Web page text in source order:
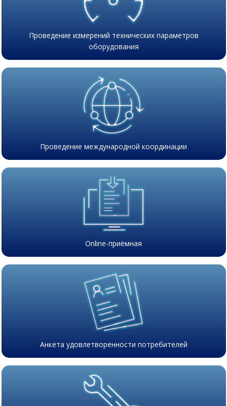
Проведение измерений технических параметров
оборудования
Проведение международной координации
Online-приёмная
Анкета удовлетворенности потребителей